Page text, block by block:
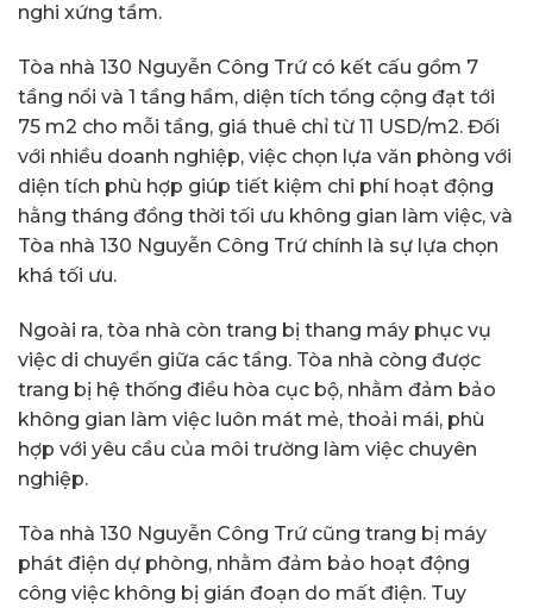
nghi xứng tầm.
Tòa nhà 130 Nguyễn Công Trứ có kết cấu gồm 7
tầng nổi và 1 tầng hầm, diện tích tổng cộng đạt tới
75 m2 cho mỗi tầng, giá thuê chỉ từ 11 USD/m2. Đối
với nhiều doanh nghiệp, việc chọn lựa văn phòng với
diện tích phù hợp giúp tiết kiệm chi phí hoạt động
hằng tháng đồng thời tối ưu không gian làm việc, và
Tòa nhà 130 Nguyễn Công Trứ chính là sự lựa chọn
khá tối ưu.
Ngoài ra, tòa nhà còn trang bị thang máy phục vụ
việc di chuyển giữa các tầng. Tòa nhà còng được
trang bị hệ thống điều hòa cục bộ, nhằm đảm bảo
không gian làm việc luôn mát mẻ, thoải mái, phù
hợp với yêu cầu của môi trường làm việc chuyên
nghiệp.
Tòa nhà 130 Nguyễn Công Trứ cũng trang bị máy
phát điện dự phòng, nhằm đảm bảo hoạt động
công việc không bị gián đoạn do mất điện. Tuy